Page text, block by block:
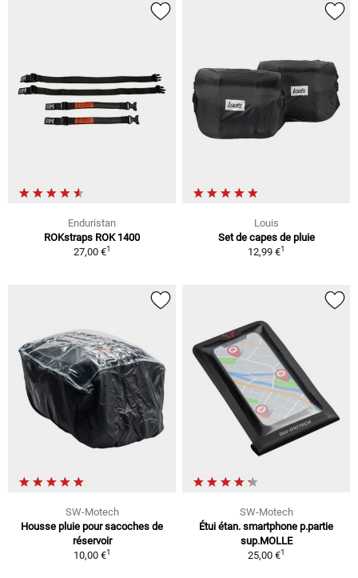
Enduristan
ROKstraps ROK 1400
27,00 €1
Louis
Set de capes de pluie
12,99 €1
SW-Motech
Housse pluie pour sacoches de
réservoir
10,00 €1
SW-Motech
Étui étan. smartphone p.partie
sup.MOLLE
25,00 €1